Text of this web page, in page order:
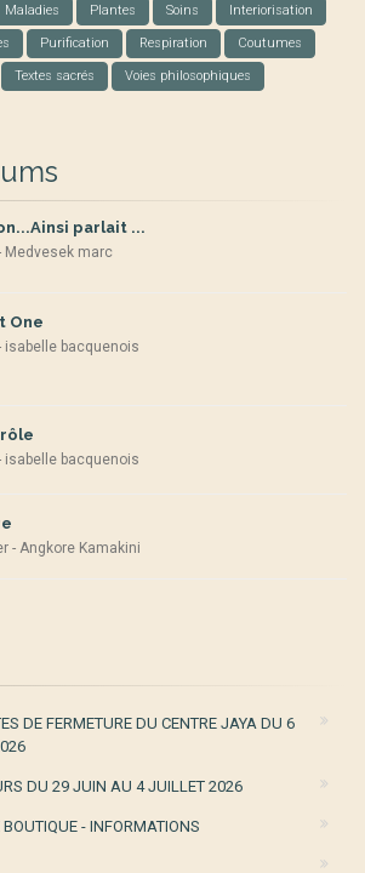
Maladies Plantes Soins Interiorisation
Purification Respiration Coutumes
Textes sacrés Voies philosophiques
parlait ...
Medvesek marc
One
isabelle bacquenois
isabelle bacquenois
- Angkore Kamakini
DE FERMETURE DU CENTRE JAYA DU 6
DU 29 JUIN AU 4 JUILLET 2026
- INFORMATIONS